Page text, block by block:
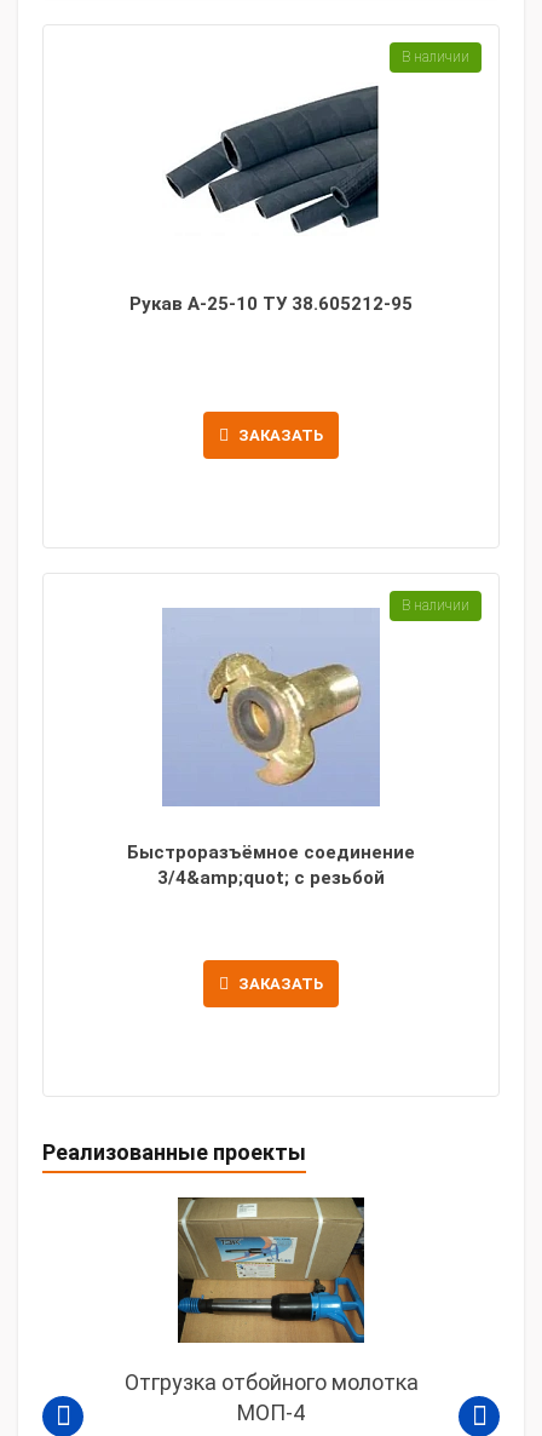
Рукав А-25-10 ТУ 38.605212-95
ЗАКАЗАТЬ
В наличии
Быстроразъёмное соединение
3/4&amp;quot; с резьбой
ЗАКАЗАТЬ
В наличии
Реализованные проекты
Отгрузка отбойного молотка
МОП-4